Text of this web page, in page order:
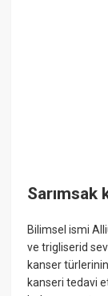
Sarımsak
Bilimsel ismi
ve trigliserid
kanser
kanseri tedavi